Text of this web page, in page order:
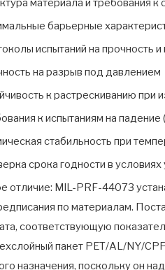
материала и требования
барьерные
испытаний на прочность и
на разрыв под давлением
к растрескиванию при
к испытаниям на падение
стабильность при
срока годности в условиях
отличие: MIL-PRF-44073
по материалам.
соответствующую
пакет PET/AL/NY/
назначения, поскольку он